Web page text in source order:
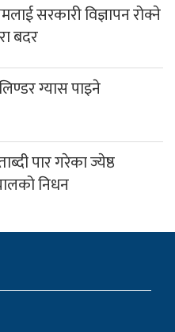
सरकारी विज्ञापन रोक्ने
बदर
ग्यास पाइने
पार गरेका ज्येष्ठ
निधन